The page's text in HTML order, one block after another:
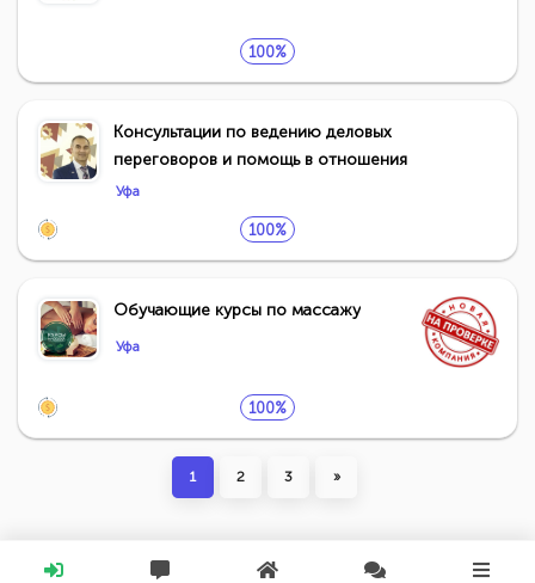
100%
Консультации по ведению деловых
переговоров и помощь в отношения
Уфа
100%
Обучающие курсы по массажу
Уфа
100%
1 2 3 »